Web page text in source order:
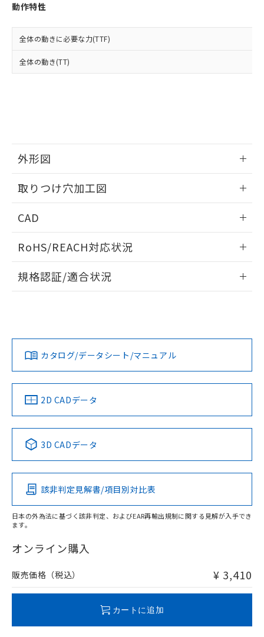
動作特性
全体の動きに必要な力(TTF)
全体の動き(TT)
外形図
取りつけ穴加工図
CAD
ドすることができます。
ログイン/会員登録
ダウンロードデータをご利用いただく前に、以下を必ずお読
みください。
ソフトウェアの使用条件
RoHS/REACH対応状況
EU RoHS 注意事項・凡例
対応済み
中国 RoHS 注意事項・凡例
Pb Hg Cd Cr(VI)
O
在庫等で未対応品が混在する可能性があります。
問い合わせください。
規格認証/適合状況
カタログ/データシート/マニュアル
2D CADデータ
3D CADデータ
該非判定見解書/項目別対比表
日本の外為法に基づく該非判定、およびEAR再輸出規制に関する見解が入手でき
ます。
オンライン購入
販売価格（税込） ¥ 3,410
カートに追加
引・商談に必要な範囲で利用すること
をご了承ください。
※当社の共同利用者とは、
の共同利用に関して"
の「1.共同利
とができます。
51物質の非含有証明書（当社基準）
欄に対応日を記載しておりました。
既に当社にて対応品への在庫切替を完了
していることから、特段のことがない限
り、2022年1月12日より割愛しておりま
す。